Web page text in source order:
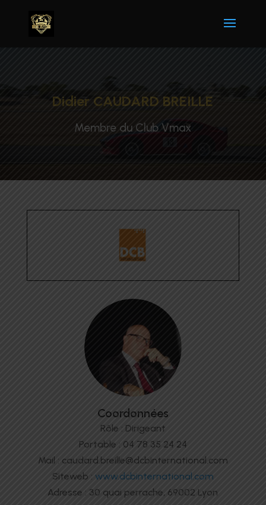
Didier CAUDARD BREILLE
Membre du Club Vmax
Coordonnées
Rôle : Dirigeant
Portable : 04 78 35 24 24
Mail : caudard.breille@dcbinternational.com
Siteweb : www.dcbinternational.com
Adresse : 30 quai perrache, 69002 Lyon